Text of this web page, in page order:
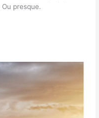
presque.